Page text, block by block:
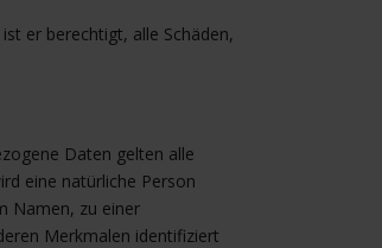
er berechtigt, alle Schäden,
Daten gelten alle
eine natürliche Person
Namen, zu einer
Merkmalen identifiziert